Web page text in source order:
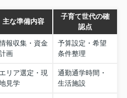
主な準備内容
子育て世代の確
認点
報収集・資金
画
予算設定・希望
条件整理
エリア選定・現
見学
通勤通学時間・
生活施設